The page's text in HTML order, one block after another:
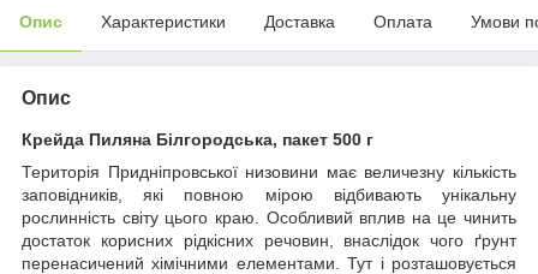
Опис Характеристики Доставка Оплата Умови
Опис
Крейда Пиляна Білгородська, пакет 500 г
Територія Придніпровської низовини має величезну кількість
заповідників, які повною мірою відбивають унікальну
рослинність світу цього краю. Особливий вплив на це чинить
достаток корисних рідкісних речовин, внаслідок чого ґрунт
перенасичений хімічними елементами. Тут і розташовується